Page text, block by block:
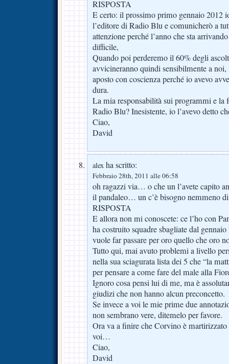
RISPOSTA
E certo: il prossimo primo gennaio 2012
l’editore di Radio Blu e comunicherò a
attenzione perché l’anno che sta
difficile,
Quando poi perderemo il 60% degli
avvicineranno quindi sensibilmente a
aposto con coscienza perché io avevo
dura.
La mia responsabilità sui programmi e la
Radio Blu? Inesistente, io l’avevo detto
Ciao,
David
alex ha scritto:
Febbraio 28th, 2011 alle 06:58
oh ragazzi via… o che un l’avete capito
il pandaleo… un c’è bisogno nemmeno
RISPOSTA
E allora non mi conoscete: ce l’ho con
ha costruito squadre sbagliate dal
vuole far passare per oro quello che oro
Tutto qui, mai avuto problemi a livello
nella sua sciagurata lista dei 5 che “la
per pensare a come fare del male alla
Ignoro cosa pensi lui di me, ma è
giudizi che non hanno alcun preconcetto.
Se invece a voi le mie prime due
non sembrano vere, ditemelo per favore.
Ora va a finire che Corvino è
voi…
Ciao,
David